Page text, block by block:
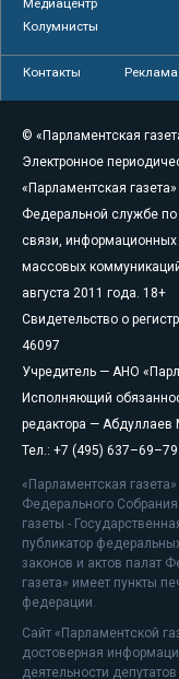
Медиацентр
Колумнисты
Контакты Реклама
© «Парламентская
Электронное
«Парламентская
Федеральной службе
связи, информационных
массовых
августа 2011 года. 18+
Свидетельство о
46097
Учредитель — АНО
Исполняющий
редактора — Абдуллаев
Тел.: +7 (495) 637–69–79
«Парламентская
Федерального
газеты -
публикатор
законов и актов палат
газета» имеет пункты
федерации.
Сайт «Парламентской
достоверная
деятельности